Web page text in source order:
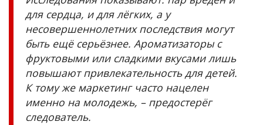
для сердца, и для лёгких, а у
несовершеннолетних последствия могут
быть ещё серьёзнее. Ароматизаторы с
фруктовыми или сладкими вкусами лишь
повышают привлекательность для детей.
К тому же маркетинг часто нацелен
именно на молодежь, – предостерёг
следователь.